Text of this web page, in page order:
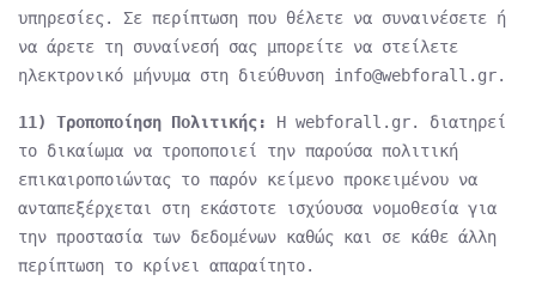
υπηρεσίες. Σε περίπτωση που θέλετε να συναινέσετε ή
να άρετε τη συναίνεσή σας μπορείτε να στείλετε
ηλεκτρονικό μήνυμα στη διεύθυνση info@webforall.gr.
11) Τροποποίηση Πολιτικής:
Η webforall.gr. διατηρεί
το δικαίωμα να τροποποιεί την παρούσα πολιτική
επικαιροποιώντας το παρόν κείμενο προκειμένου να
ανταπεξέρχεται στη εκάστοτε ισχύουσα νομοθεσία για
την προστασία των δεδομένων καθώς και σε κάθε άλλη
περίπτωση το κρίνει απαραίτητο.